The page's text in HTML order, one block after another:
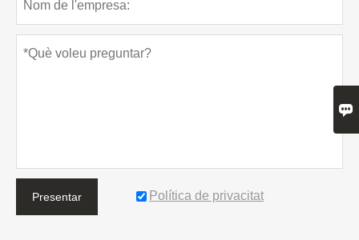
Presentar Política de privacitat
